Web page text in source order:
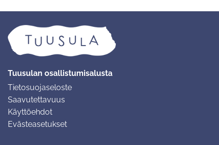
Tuusulan osallistumisalusta
Tietosuojaseloste
Saavutettavuus
Käyttöehdot
Evästeasetukset